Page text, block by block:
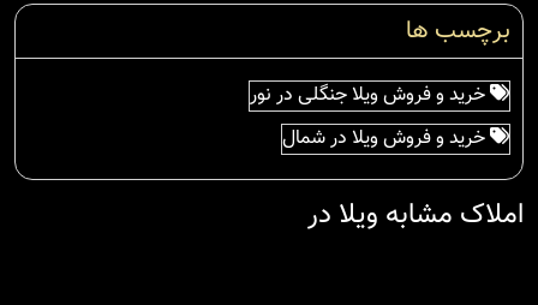
برچسب ها
خرید و فروش ویلا جنگلی در نور
خرید و فروش ویلا در شمال
املاک مشابه ویلا در